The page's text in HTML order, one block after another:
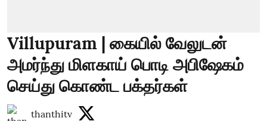
Villupuram | கையில் வேலுடன்
அமர்ந்து மிளகாய் பொடி அபிஷேகம்
செய்து கொண்ட பக்தர்கள்
thanthitv